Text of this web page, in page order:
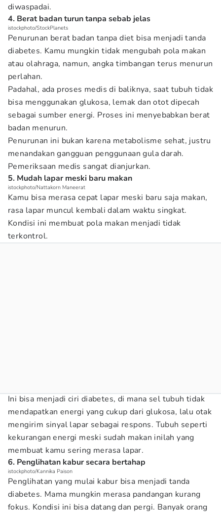
diwaspadai.
4. Berat badan turun tanpa sebab jelas
istockphoto/StockPlanets
Penurunan berat badan tanpa diet bisa menjadi tanda
diabetes. Kamu mungkin tidak mengubah pola makan
atau olahraga, namun, angka timbangan terus menurun
perlahan.
Padahal, ada proses medis di baliknya, saat tubuh tidak
bisa menggunakan glukosa, lemak dan otot dipecah
sebagai sumber energi. Proses ini menyebabkan berat
badan menurun.
Penurunan ini bukan karena metabolisme sehat, justru
menandakan gangguan penggunaan gula darah.
Pemeriksaan medis sangat dianjurkan.
5. Mudah lapar meski baru makan
istockphoto/Nattakorn Maneerat
Kamu bisa merasa cepat lapar meski baru saja makan,
rasa lapar muncul kembali dalam waktu singkat.
Kondisi ini membuat pola makan menjadi tidak
terkontrol.
Ini bisa menjadi ciri diabetes, di mana sel tubuh tidak
mendapatkan energi yang cukup dari glukosa, lalu otak
mengirim sinyal lapar sebagai respons. Tubuh seperti
kekurangan energi meski sudah makan inilah yang
membuat kamu sering merasa lapar.
6. Penglihatan kabur secara bertahap
istockphoto/Kannika Paison
Penglihatan yang mulai kabur bisa menjadi tanda
diabetes. Mama mungkin merasa pandangan kurang
fokus. Kondisi ini bisa datang dan pergi. Banyak orang